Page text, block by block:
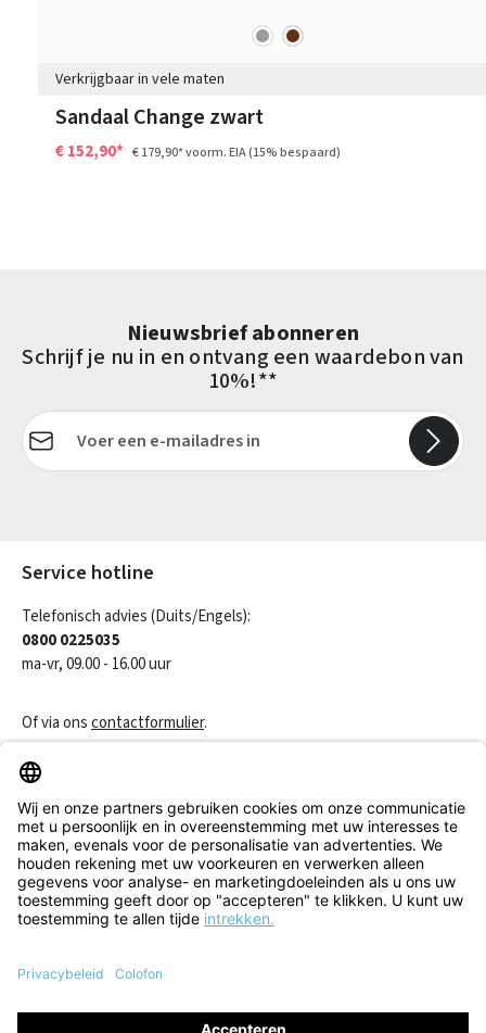
grijs bruin
Verkrijgbaar in vele maten
Sandaal Change zwart
€ 152,90* € 179,90*voorm. EIA(15% bespaard)
Nieuwsbrief abonneren
Schrijf je nu in en ontvang een waardebon van
10%!**
E-mailadres*
Service hotline
Telefonisch advies (Duits/Engels):
0800 0225035
ma-vr, 09.00 - 16.00 uur
Of via onscontactformulier.
Klantenservice
Informatie